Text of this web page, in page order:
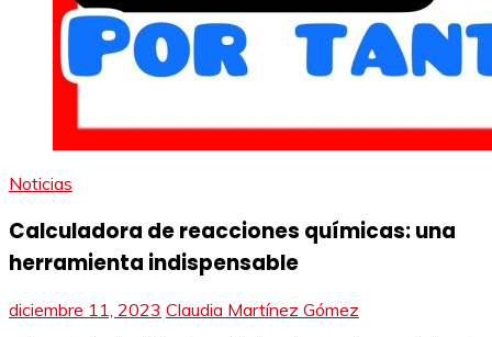
Noticias
Calculadora de reacciones químicas: una
herramienta indispensable
diciembre 11, 2023 Claudia Martínez Gómez